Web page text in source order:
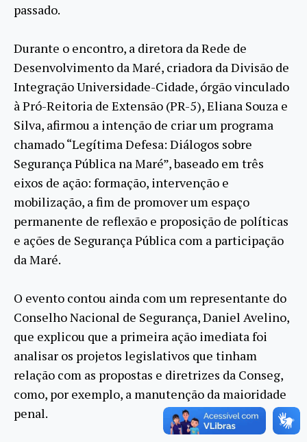
passado.
Durante o encontro, a diretora da Rede de
Desenvolvimento da Maré, criadora da Divisão de
Integração Universidade-Cidade, órgão vinculado
à Pró-Reitoria de Extensão (PR-5), Eliana Souza e
Silva, afirmou a intenção de criar um programa
chamado “Legítima Defesa: Diálogos sobre
Segurança Pública na Maré”, baseado em três
eixos de ação: formação, intervenção e
mobilização, a fim de promover um espaço
permanente de reflexão e proposição de políticas
e ações de Segurança Pública com a participação
da Maré.
O evento contou ainda com um representante do
Conselho Nacional de Segurança, Daniel Avelino,
que explicou que a primeira ação imediata foi
analisar os projetos legislativos que tinham
relação com as propostas e diretrizes da Conseg,
como, por exemplo, a manutenção da maioridade
penal.